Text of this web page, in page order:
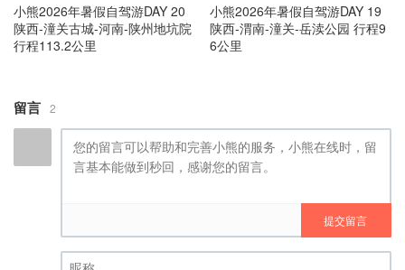
小熊2026年暑假自驾游DAY 20
陕西-潼关古城-河南-陕州地坑院
行程113.2公里
小熊2026年暑假自驾游DAY 19
陕西-渭南-潼关-岳渎公园 行程9
6公里
留言 2
提交留言